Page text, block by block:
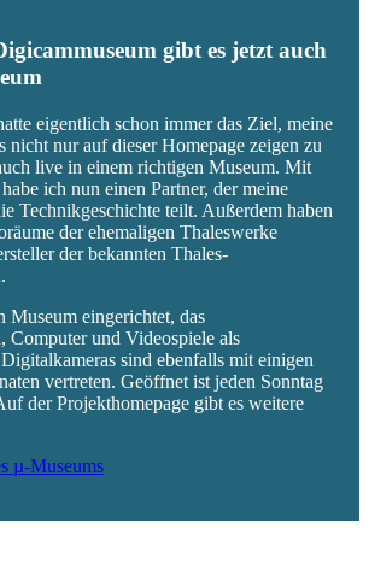
gibt es jetzt auch
eigentlich schon immer das Ziel, meine
nicht nur auf dieser Homepage zeigen zu
live in einem richtigen Museum. Mit
ich nun einen Partner, der meine
Technikgeschichte teilt. Außerdem haben
der ehemaligen Thaleswerke
der bekannten Thales-
Museum eingerichtet, das
Computer und Videospiele als
sind ebenfalls mit einigen
vertreten. Geöffnet ist jeden Sonntag
der Projekthomepage gibt es weitere
µ-Museums